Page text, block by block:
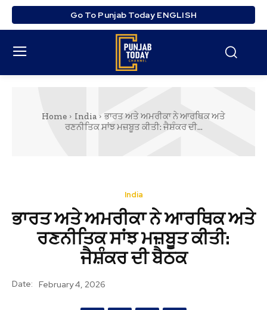
Go To Punjab Today ENGLISH
Home India
ਭਾਰਤ ਅਤੇ ਅਮਰੀਕਾ ਨੇ ਆਰਥਿਕ ਅਤੇ
ਰਣਨੀਤਿਕ ਸਾਂਝ ਮਜ਼ਬੂਤ ਕੀਤੀ: ਜੈਸ਼ੰਕਰ ਦੀ...
India
ਭਾਰਤ ਅਤੇ ਅਮਰੀਕਾ ਨੇ ਆਰਥਿਕ ਅਤੇ
ਰਣਨੀਤਿਕ ਸਾਂਝ ਮਜ਼ਬੂਤ ਕੀਤੀ:
ਜੈਸ਼ੰਕਰ ਦੀ ਬੈਠਕ
Date: February 4, 2026